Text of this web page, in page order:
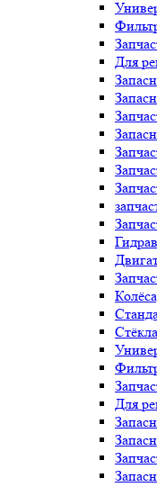
Для
Стёкла
Для